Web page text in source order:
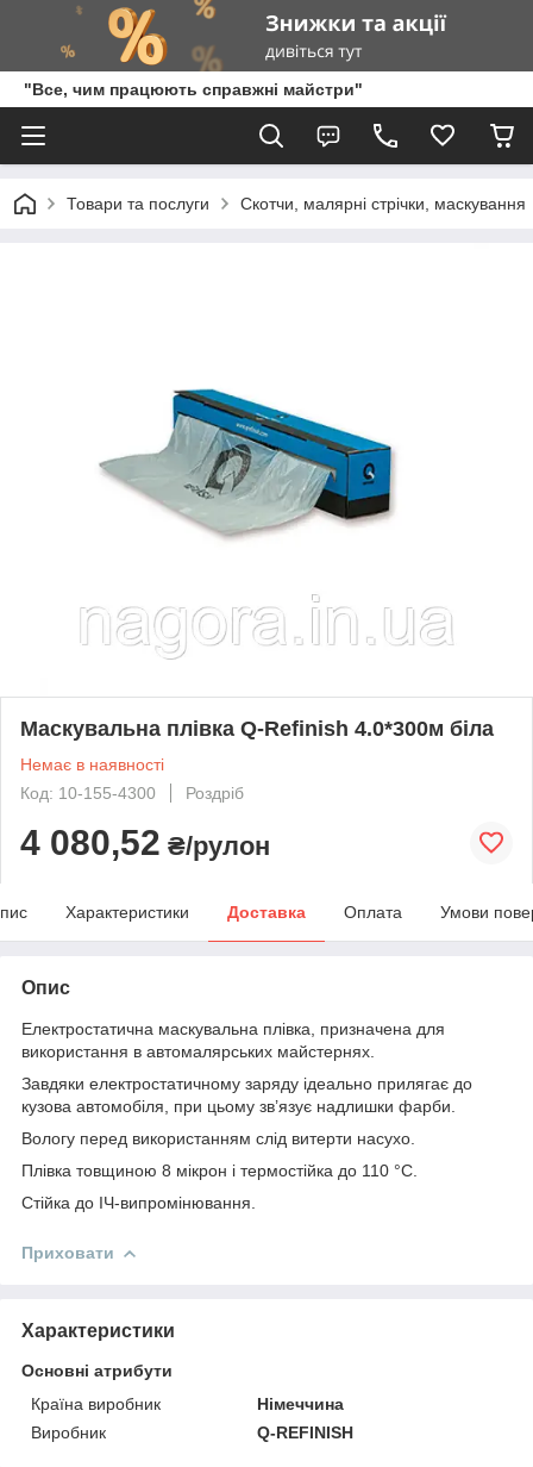
"Все, чим працюють справжні майстри"
Товари та послуги Скотчи, малярні стрічки, маскування
Маскувальна плівка Q-Refinish 4.0*300м біла
Немає в наявності
Код: 10-155-4300
Роздріб
4 080,52 ₴/рулон
Характеристики Доставка Оплата Умови
Опис
Електростатична маскувальна плівка, призначена для
використання в автомалярських майстернях.
Завдяки електростатичному заряду ідеально прилягає до
кузова автомобіля, при цьому зв’язує надлишки фарби.
Вологу перед використанням слід витерти насухо.
Плівка товщиною 8 мікрон і термостійка до 110 °C.
Стійка до ІЧ-випромінювання.
Приховати
Характеристики
Основні атрибути
Країна виробник
Німеччина
Виробник
Q-REFINISH